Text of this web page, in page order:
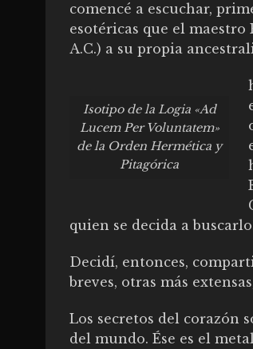
comencé a escuchar,
esotéricas que el
A.C.) a su propia
Isotipo de la Logia «Ad
Lucem Per Voluntatem»
de la Orden Hermética y
Pitagórica
quien se decida a
Decidí, entonces,
breves, otras más
Los secretos del corazón
del mundo. Ése es el